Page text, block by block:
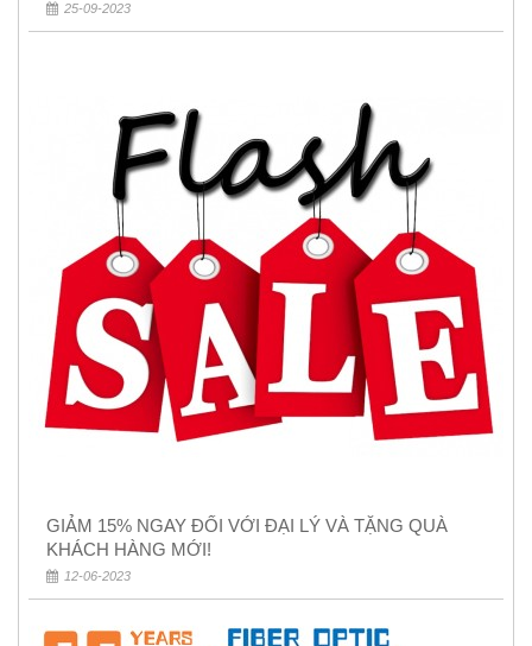
25-09-2023
GIẢM 15% NGAY ĐỐI VỚI ĐẠI LÝ VÀ TẶNG QUÀ
KHÁCH HÀNG MỚI!
12-06-2023